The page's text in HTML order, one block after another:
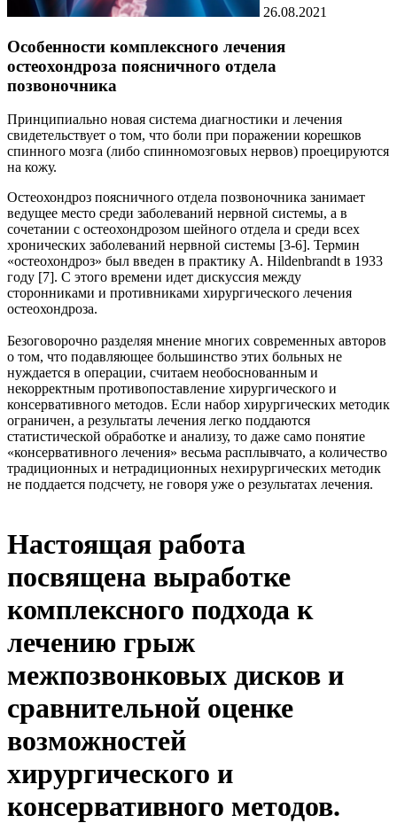
26.08.2021
Особенности комплексного лечения
остеохондроза поясничного отдела
позвоночника
Принципиально новая система диагностики и лечения
свидетельствует о том, что боли при поражении корешков
спинного мозга (либо спинномозговых нервов) проецируются
на кожу.
Остеохондроз поясничного отдела позвоночника занимает
ведущее место среди заболеваний нервной системы, а в
сочетании с остеохондрозом шейного отдела и среди всех
хронических заболеваний нервной системы [3-6]. Термин
«остеохондроз» был введен в практику A. Hildenbrandt в 1933
году [7]. С этого времени идет дискуссия между
сторонниками и противниками хирургического лечения
остеохондроза.
Безоговорочно разделяя мнение многих современных авторов
о том, что подавляющее большинство этих больных не
нуждается в операции, считаем необоснованным и
некорректным противопоставление хирургического и
консервативного методов. Если набор хирургических методик
ограничен, а результаты лечения легко поддаются
статистической обработке и анализу, то даже само понятие
«консервативного лечения» весьма расплывчато, а количество
традиционных и нетрадиционных нехирургических методик
не поддается подсчету, не говоря уже о результатах лечения.
Настоящая работа
посвящена выработке
комплексного подхода к
лечению грыж
межпозвонковых дисков и
сравнительной оценке
возможностей
хирургического и
консервативного методов.